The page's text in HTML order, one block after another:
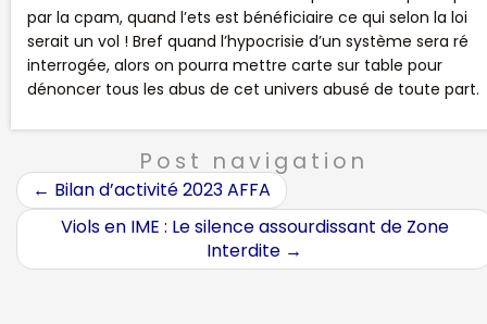
par la cpam, quand l’ets est bénéficiaire ce qui selon la loi
serait un vol ! Bref quand l’hypocrisie d’un système sera ré
interrogée, alors on pourra mettre carte sur table pour
dénoncer tous les abus de cet univers abusé de toute part.
Post navigation
← Bilan d’activité 2023 AFFA
Viols en IME : Le silence assourdissant de Zone
Interdite →